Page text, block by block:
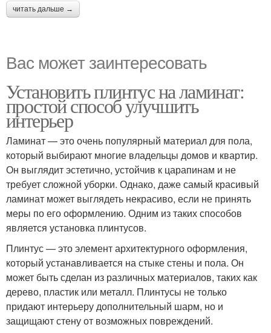
читать дальше →
Вас может заинтересовать
Установить плинтус на ламинат:
простой способ улучшить
интерьер
Ламинат — это очень популярный материал для пола,
который выбирают многие владельцы домов и квартир.
Он выглядит эстетично, устойчив к царапинам и не
требует сложной уборки. Однако, даже самый красивый
ламинат может выглядеть некрасиво, если не принять
меры по его оформлению. Одним из таких способов
является установка плинтусов.
Плинтус — это элемент архитектурного оформления,
который устанавливается на стыке стены и пола. Он
может быть сделан из различных материалов, таких как
дерево, пластик или металл. Плинтусы не только
придают интерьеру дополнительный шарм, но и
защищают стену от возможных повреждений.